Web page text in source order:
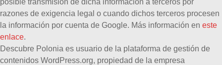
razones de exigencia legal o cuando dichos terceros procesen
la información por cuenta de Google. Más información en este
enlace.
Descubre Polonia es usuario de la plataforma de gestión de
contenidos WordPress.org, propiedad de la empresa